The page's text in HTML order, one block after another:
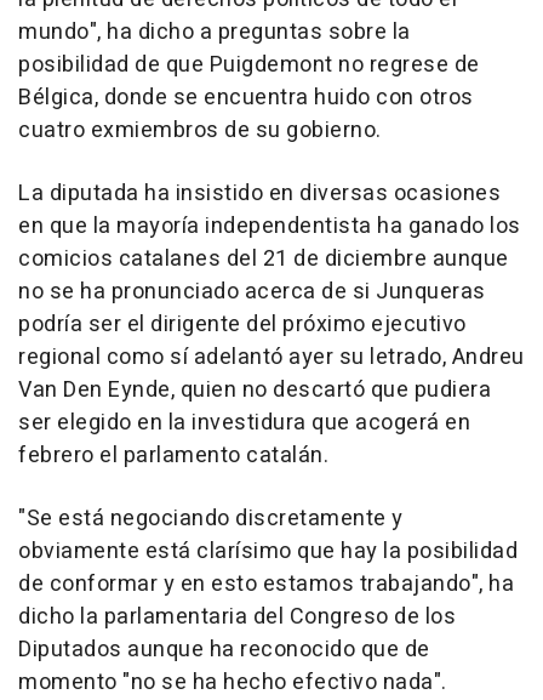
mundo", ha dicho a preguntas sobre la
posibilidad de que Puigdemont no regrese de
Bélgica, donde se encuentra huido con otros
cuatro exmiembros de su gobierno.
La diputada ha insistido en diversas ocasiones
en que la mayoría independentista ha ganado los
comicios catalanes del 21 de diciembre aunque
no se ha pronunciado acerca de si Junqueras
podría ser el dirigente del próximo ejecutivo
regional como sí adelantó ayer su letrado, Andreu
Van Den Eynde, quien no descartó que pudiera
ser elegido en la investidura que acogerá en
febrero el parlamento catalán.
"Se está negociando discretamente y
obviamente está clarísimo que hay la posibilidad
de conformar y en esto estamos trabajando", ha
dicho la parlamentaria del Congreso de los
Diputados aunque ha reconocido que de
momento "no se ha hecho efectivo nada".